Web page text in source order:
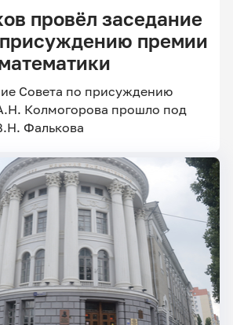
провёл заседание
премии
Совета по присуждению
Колмогорова прошло под
Фалькова